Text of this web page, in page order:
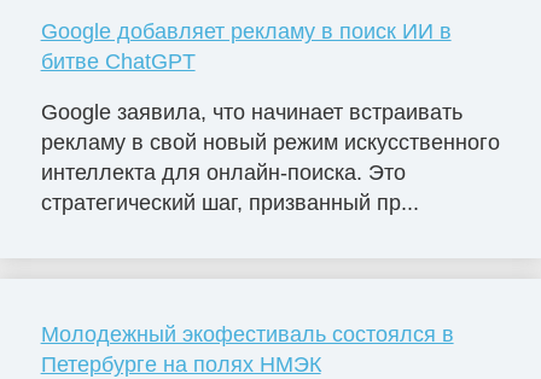
Google добавляет рекламу в поиск ИИ в
битве ChatGPT
Google заявила, что начинает встраивать
рекламу в свой новый режим искусственного
интеллекта для онлайн-поиска. Это
стратегический шаг, призванный пр...
Молодежный экофестиваль состоялся в
Петербурге на полях НМЭК